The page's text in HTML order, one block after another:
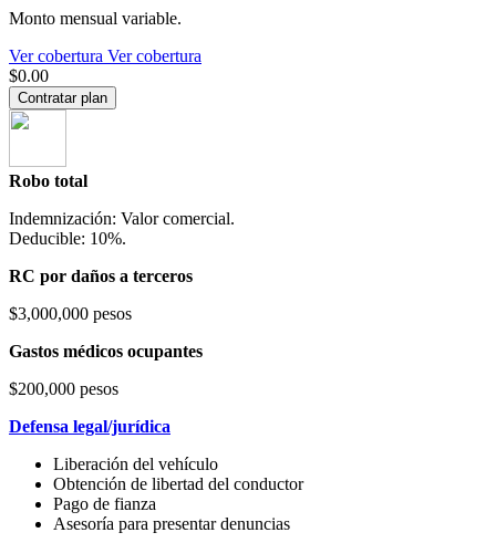
Monto mensual variable.
Ver cobertura Ver cobertura
$0.00
Contratar plan
Robo total
Indemnización: Valor comercial.
Deducible: 10%.
RC por daños a terceros
$3,000,000 pesos
Gastos médicos ocupantes
$200,000 pesos
Defensa legal/jurídica
Liberación del vehículo
Obtención de libertad del conductor
Pago de fianza
Asesoría para presentar denuncias